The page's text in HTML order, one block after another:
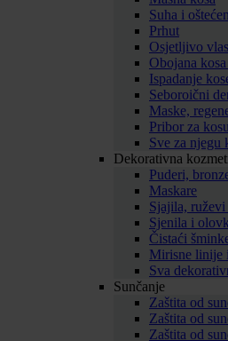
Suha i
Prhut
Osjetljivo
Obojana
Ispadanje
Seboroični
Maske,
Pribor za kosu
Sve za njegu
Dekorativna
Puderi,
Maskare
Sjajila,
Sjenila i
Čistaći
Mirisne linije
Sva
Sunčanje
Zaštita od
Zaštita od
Zaštita od